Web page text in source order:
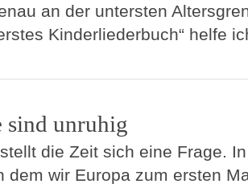
an der untersten
Kinderliederbuch“ helfe
sind unruhig
die Zeit sich eine Frage.
dem wir Europa zum ersten